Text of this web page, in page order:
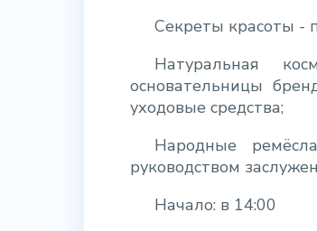
Секреты красоты -
Натуральная
основательницы
уходовые средства;
Народные
руководством
Начало: в 14:00